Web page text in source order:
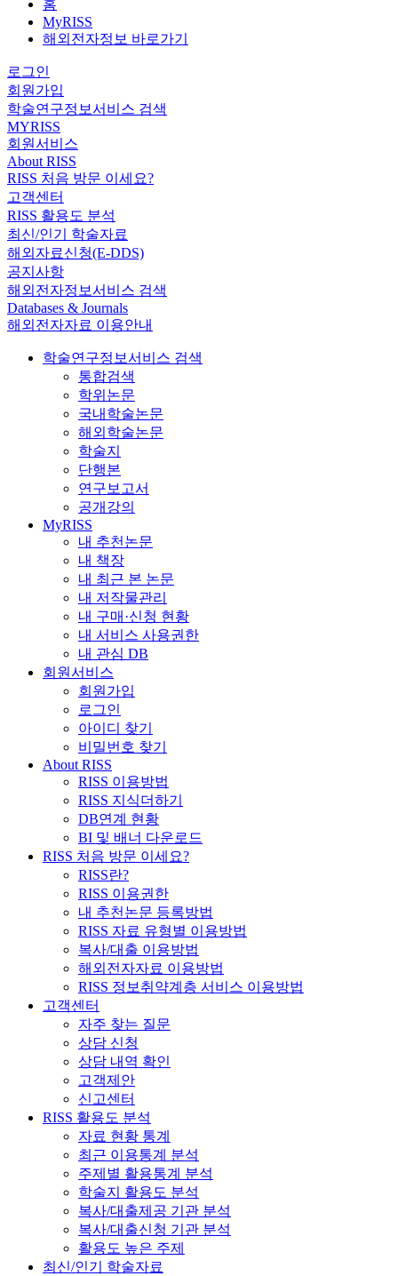
홈
MyRISS
해외전자정보 바로가기
로그인
회원가입
학술연구정보서비스 검색
MYRISS
회원서비스
About RISS
RISS 처음 방문 이세요?
고객센터
RISS 활용도 분석
최신/인기 학술자료
해외자료신청(E-DDS)
공지사항
해외전자정보서비스 검색
Databases & Journals
해외전자자료 이용안내
학술연구정보서비스 검색
통합검색
학위논문
국내학술논문
해외학술논문
학술지
단행본
연구보고서
공개강의
MyRISS
내 추천논문
내 책장
내 최근 본 논문
내 저작물관리
내 구매·신청 현황
내 서비스 사용권한
내 관심 DB
회원서비스
회원가입
로그인
아이디 찾기
비밀번호 찾기
About RISS
RISS 이용방법
RISS 지식더하기
DB연계 현황
BI 및 배너 다운로드
RISS 처음 방문 이세요?
RISS란?
RISS 이용권한
내 추천논문 등록방법
RISS 자료 유형별 이용방법
복사/대출 이용방법
해외전자자료 이용방법
RISS 정보취약계층 서비스 이용방법
고객센터
자주 찾는 질문
상담 신청
상담 내역 확인
고객제안
신고센터
RISS 활용도 분석
자료 현황 통계
최근 이용통계 분석
주제별 활용통계 분석
학술지 활용도 분석
복사/대출제공 기관 분석
복사/대출신청 기관 분석
활용도 높은 주제
최신/인기 학술자료